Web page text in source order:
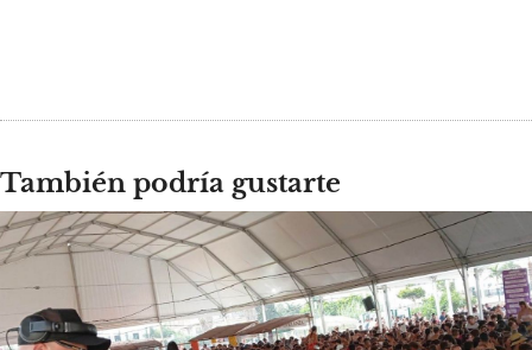
También podría gustarte